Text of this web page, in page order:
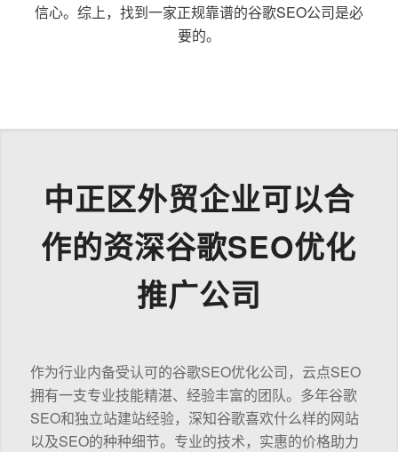
信心。综上，找到一家正规靠谱的谷歌SEO公司是必
要的。
中正区外贸企业可以合
作的资深谷歌SEO优化
推广公司
作为行业内备受认可的谷歌SEO优化公司，云点SEO
拥有一支专业技能精湛、经验丰富的团队。多年谷歌
SEO和独立站建站经验，深知谷歌喜欢什么样的网站
以及SEO的种种细节。专业的技术，实惠的价格助力